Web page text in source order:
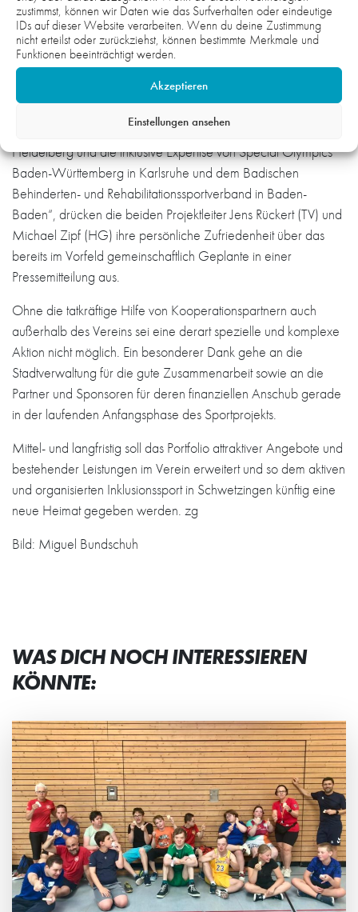
zustimmst, können wir Daten wie das Surfverhalten oder eindeutige
IDs auf dieser Website verarbeiten. Wenn du deine Zustimmung
nicht erteilst oder zurückziehst, können bestimmte Merkmale und
Funktionen beeinträchtigt werden.
Akzeptieren
Einstellungen ansehen
„Wir sind sehr froh und dankbar über die fachliche und
personelle Unterstützung der Comenius-Schule Schwetzingen
und der Lebenshilfe Mannheim-Schwetzingen-Hockenheim
sowie der beiden Sportkreise Mannheim und Heidelberg im
wissenschaftliche Betreuung der Pädagogischen Hochschule
Heidelberg und die inklusive Expertise von Special Olympics
Baden-Württemberg in Karlsruhe und dem Badischen
Behinderten- und Rehabilitationssportverband in Baden-
Baden“, drücken die beiden Projektleiter Jens Rückert (TV) und
Michael Zipf (HG) ihre persönliche Zufriedenheit über das
bereits im Vorfeld gemeinschaftlich Geplante in einer
Pressemitteilung aus.
Ohne die tatkräftige Hilfe von Kooperationspartnern auch
außerhalb des Vereins sei eine derart spezielle und komplexe
Aktion nicht möglich. Ein besonderer Dank gehe an die
Stadtverwaltung für die gute Zusammenarbeit sowie an die
Partner und Sponsoren für deren finanziellen Anschub gerade
in der laufenden Anfangsphase des Sportprojekts.
Mittel- und langfristig soll das Portfolio attraktiver Angebote und
bestehender Leistungen im Verein erweitert und so dem aktiven
und organisierten Inklusionssport in Schwetzingen künftig eine
neue Heimat gegeben werden. zg
Bild: Miguel Bundschuh
WAS DICH NOCH INTERESSIEREN
KÖNNTE: